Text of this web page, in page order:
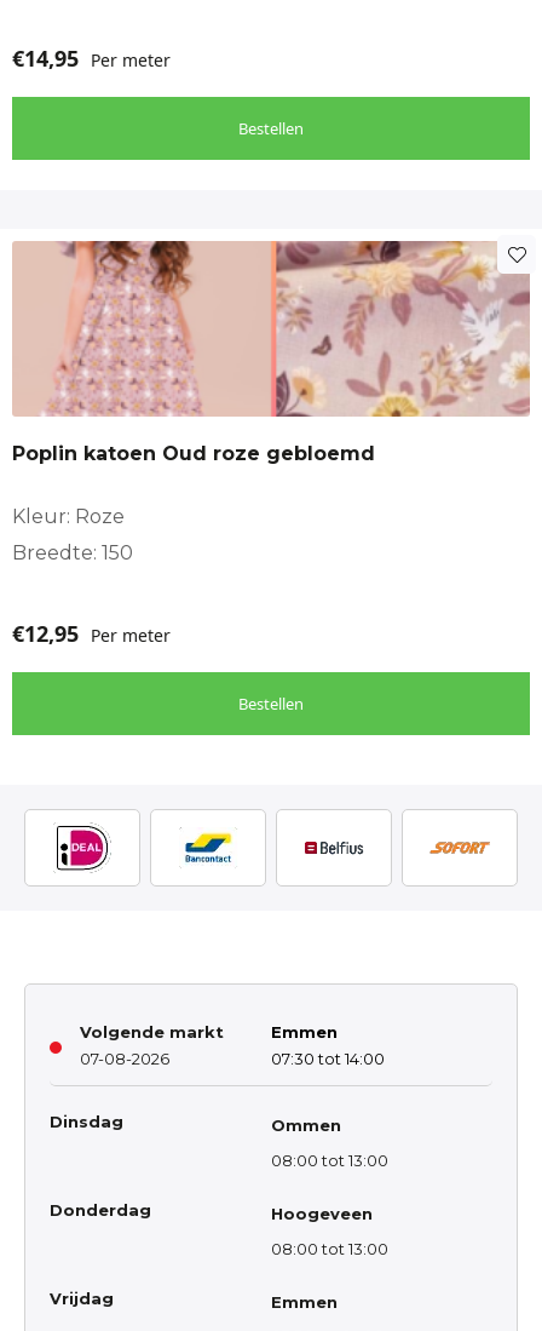
€14,95 Per meter
Bestellen
Poplin katoen Oud roze gebloemd
Kleur: Roze
Breedte: 150
€12,95 Per meter
Bestellen
Volgende markt
07-08-2026
Emmen
07:30 tot 14:00
Dinsdag
Ommen
08:00 tot 13:00
Donderdag
Hoogeveen
08:00 tot 13:00
Vrijdag
Emmen